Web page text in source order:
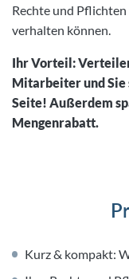
Rechte und
verhalten können.
Ihr Vorteil:
Mitarbeiter und Sie
Seite! Außerdem
Mengenrabatt.
Kurz & kompakt: